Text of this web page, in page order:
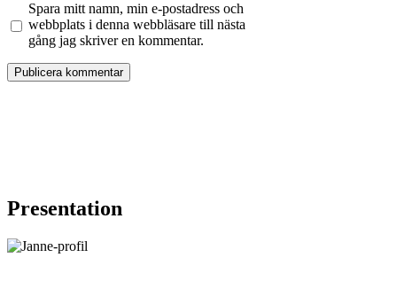
Spara mitt namn, min e-postadress och
webbplats i denna webbläsare till nästa
gång jag skriver en kommentar.
Presentation